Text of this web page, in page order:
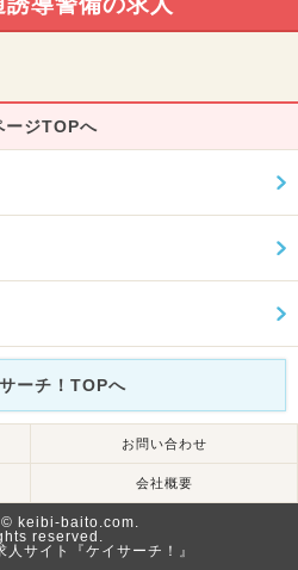
ージTOPへ
ーチ！TOPへ
お問い合わせ
会社概要
keibi-baito.com.
reserved.
サイト『ケイサーチ！』